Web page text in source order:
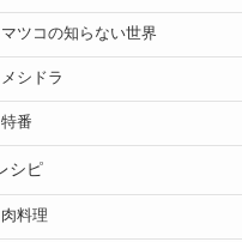
マツコの知らない世界
メシドラ
特番
シピ
肉料理